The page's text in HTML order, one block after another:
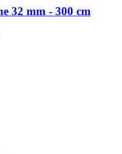
32 mm -​ 300 cm